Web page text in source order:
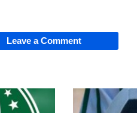
Leave a Comment